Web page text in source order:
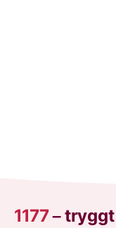
1177–tryggt